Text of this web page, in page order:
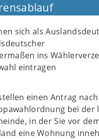
sich als
ins
eintragen
einen Antrag
bei der
in der Sie vor
eine Wohnung